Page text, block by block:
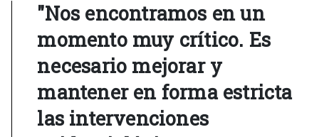
"Nos encontramos en un
momento muy crítico. Es
necesario mejorar y
mantener en forma estricta
las intervenciones